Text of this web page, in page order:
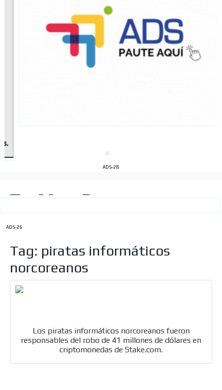
ADS-2B
ADS-26
Tag: piratas informáticos
norcoreanos
Los piratas informáticos norcoreanos fueron
responsables del robo de 41 millones de dólares en
criptomonedas de Stake.com.